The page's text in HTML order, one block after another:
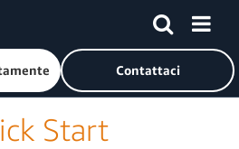
alla home page di Amazon Web
Contattaci
Start